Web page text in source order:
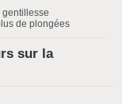
gentillesse
de plongées
sur la